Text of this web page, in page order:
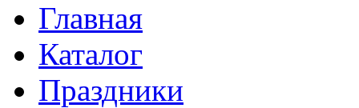
Главная
Каталог
Праздники